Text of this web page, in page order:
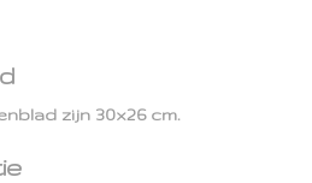
zijn 30x26 cm.